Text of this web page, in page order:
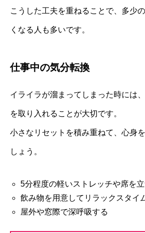
こうした工夫を重ねることで、多少
くなる人も多いです。
仕事中の気分転換
イライラが溜まってしまった時には
を取り入れることが大切です。
小さなリセットを積み重ねて、心身
しょう。
5分程度の軽いストレッチや席を
飲み物を用意してリラックスタイ
屋外や窓際で深呼吸する